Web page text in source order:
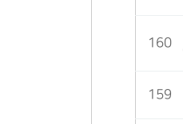
160
159